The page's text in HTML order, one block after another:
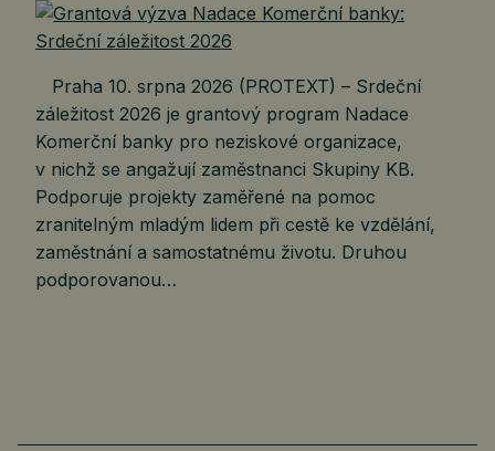
Praha 10. srpna 2026 (PROTEXT) – Srdeční
záležitost 2026 je grantový program Nadace
Komerční banky pro neziskové organizace,
v nichž se angažují zaměstnanci Skupiny KB.
Podporuje projekty zaměřené na pomoc
zranitelným mladým lidem při cestě ke vzdělání,
zaměstnání a samostatnému životu. Druhou
podporovanou…